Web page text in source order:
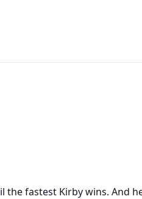
the fastest Kirby wins. And